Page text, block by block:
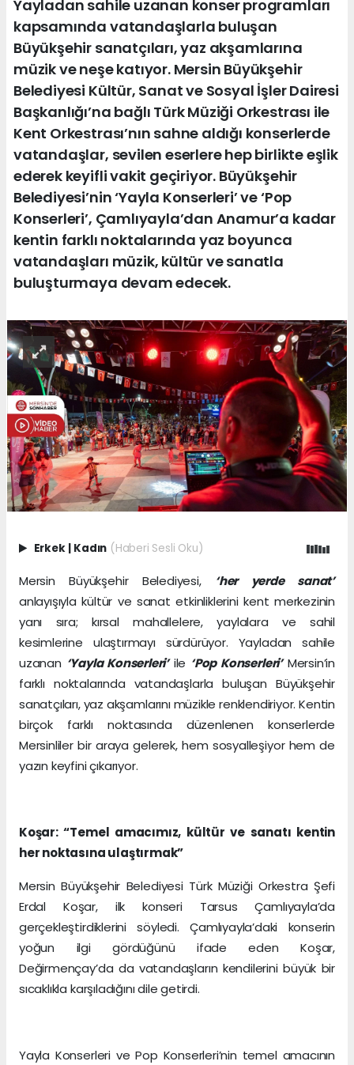
Yayladan sahile uzanan konser programları
kapsamında vatandaşlarla buluşan
Büyükşehir sanatçıları, yaz akşamlarına
müzik ve neşe katıyor. Mersin Büyükşehir
Belediyesi Kültür, Sanat ve Sosyal İşler Dairesi
Başkanlığı’na bağlı Türk Müziği Orkestrası ile
Kent Orkestrası’nın sahne aldığı konserlerde
vatandaşlar, sevilen eserlere hep birlikte eşlik
ederek keyifli vakit geçiriyor. Büyükşehir
Belediyesi’nin ‘Yayla Konserleri’ ve ‘Pop
Konserleri’, Çamlıyayla’dan Anamur’a kadar
kentin farklı noktalarında yaz boyunca
vatandaşları müzik, kültür ve sanatla
buluşturmaya devam edecek.
Erkek | Kadın (Haberi Sesli Oku)
Mersin Büyükşehir Belediyesi, ‘her yerde sanat’
anlayışıyla kültür ve sanat etkinliklerini kent merkezinin
yanı sıra; kırsal mahallelere, yaylalara ve sahil
kesimlerine ulaştırmayı sürdürüyor. Yayladan sahile
uzanan ‘Yayla Konserleri’ile ‘Pop Konserleri’Mersin’in
farklı noktalarında vatandaşlarla buluşan Büyükşehir
sanatçıları, yaz akşamlarını müzikle renklendiriyor. Kentin
birçok farklı noktasında düzenlenen konserlerde
Mersinliler bir araya gelerek, hem sosyalleşiyor hem de
yazın keyfini çıkarıyor.
Koşar: “Temel amacımız, kültür ve sanatı kentin
her noktasına ulaştırmak”
Mersin Büyükşehir Belediyesi Türk Müziği Orkestra Şefi
Erdal Koşar, ilk konseri Tarsus Çamlıyayla’da
gerçekleştirdiklerini söyledi. Çamlıyayla’daki konserin
yoğun ilgi gördüğünü ifade eden Koşar,
Değirmençay’da da vatandaşların kendilerini büyük bir
sıcaklıkla karşıladığını dile getirdi.
Yayla Konserleri ve Pop Konserleri’nin temel amacının